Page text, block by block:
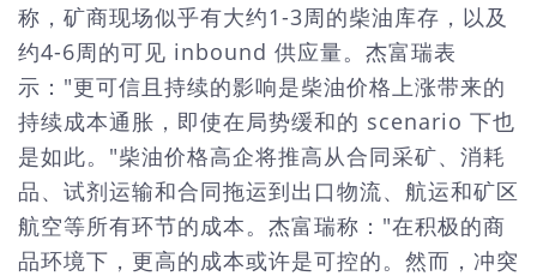
称，矿商现场似乎有大约1-3周的柴油库存，以及
约4-6周的可见 inbound 供应量。杰富瑞表
示："更可信且持续的影响是柴油价格上涨带来的
持续成本通胀，即使在局势缓和的 scenario 下也
是如此。"柴油价格高企将推高从合同采矿、消耗
品、试剂运输和合同拖运到出口物流、航运和矿区
航空等所有环节的成本。杰富瑞称："在积极的商
品环境下，更高的成本或许是可控的。然而，冲突